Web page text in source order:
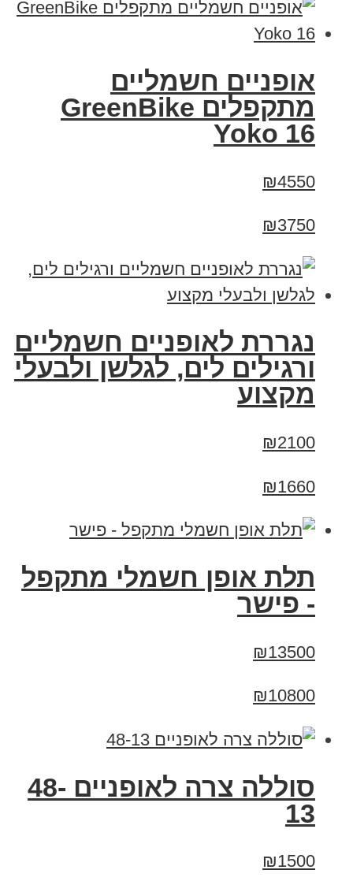
‏אופניים חשמליים
‏מתקפלים GreenBike
Yoko 16
₪4550
₪3750
נגררת לאופניים חשמליים
ורגילים לים, לגלשן ולבעלי
מקצוע
₪2100
₪1660
תלת אופן חשמלי מתקפל
- פישר
₪13500
₪10800
סוללה צרה לאופניים 48-
13
₪1500